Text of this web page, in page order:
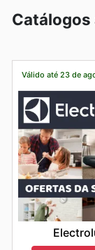
Válido até 23 de